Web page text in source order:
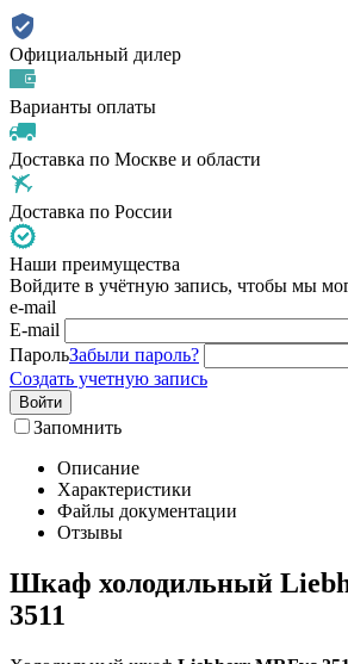
Официальный дилер
Варианты оплаты
Доставка по Москве и области
Доставка по России
Наши преимущества
Войдите в учётную запись, чтобы мы
e-mail
E-mail
ПарольЗабыли пароль?
Создать учетную запись
Войти
Запомнить
Описание
Характеристики
Файлы документации
Отзывы
Шкаф холодильный
3511